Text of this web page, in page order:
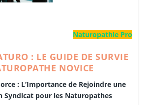
Naturopathie Pro
: LE GUIDE DE SURVIE
NOVICE
: L’Importance de Rejoindre une
Syndicat pour les Naturopathes